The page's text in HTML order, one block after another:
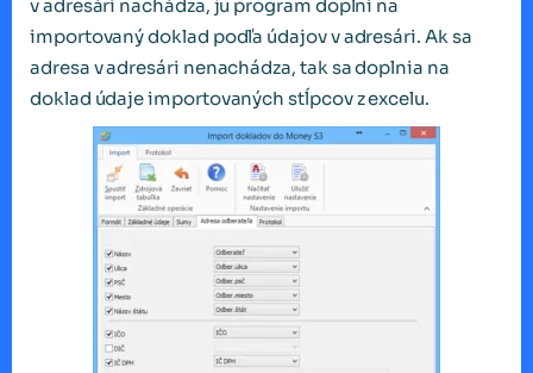
v adresári nachádza, ju program doplní na
importovaný doklad podľa údajov v adresári. Ak sa
adresa v adresári nenachádza, tak sa doplnia na
doklad údaje importovaných stĺpcov z excelu.